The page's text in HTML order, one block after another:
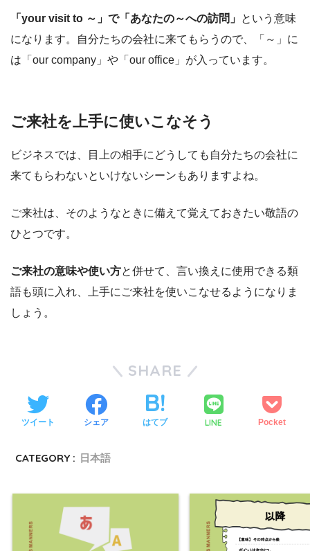
「your visit to ～」で「あなたの～への訪問」 という意味
になります。自分たちの会社に来てもらうので、「～」に
は「our company」や「our office」が入っています。
ご来社を上手に使いこなそう
ビジネスでは、目上の相手にどうしても自分たちの会社に
来てもらわないといけないシーンもありますよね。
ご来社は、そのようなときに備えて覚えておきたい敬語の
ひとつです。
ご来社の意味や使い方と併せて、言い換えに使用できる類
語も頭に入れ、上手にご来社を使いこなせるようになりま
しょう。
SHARE
ツイート シェア はてブ LINE Pocket
CATEGORY : 日本語